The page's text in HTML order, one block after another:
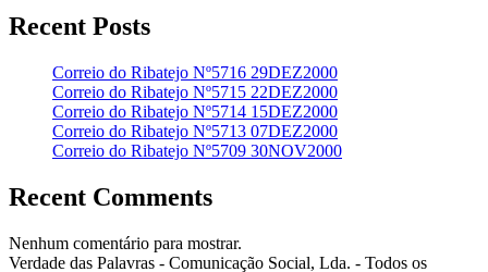
Recent Posts
Correio do Ribatejo Nº5716 29DEZ2000
Correio do Ribatejo Nº5715 22DEZ2000
Correio do Ribatejo Nº5714 15DEZ2000
Correio do Ribatejo Nº5713 07DEZ2000
Correio do Ribatejo Nº5709 30NOV2000
Recent Comments
Nenhum comentário para mostrar.
Verdade das Palavras - Comunicação Social, Lda. - Todos os